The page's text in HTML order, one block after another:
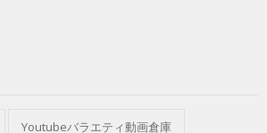
Youtubeバラエティ動画倉庫